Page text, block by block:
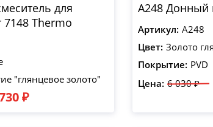
для
Thermo
"глянцевое золото"
₽
A248 Донный
Артикул: A248
Цвет: Золото
Покрытие: PVD
Цена: 6 030 ₽